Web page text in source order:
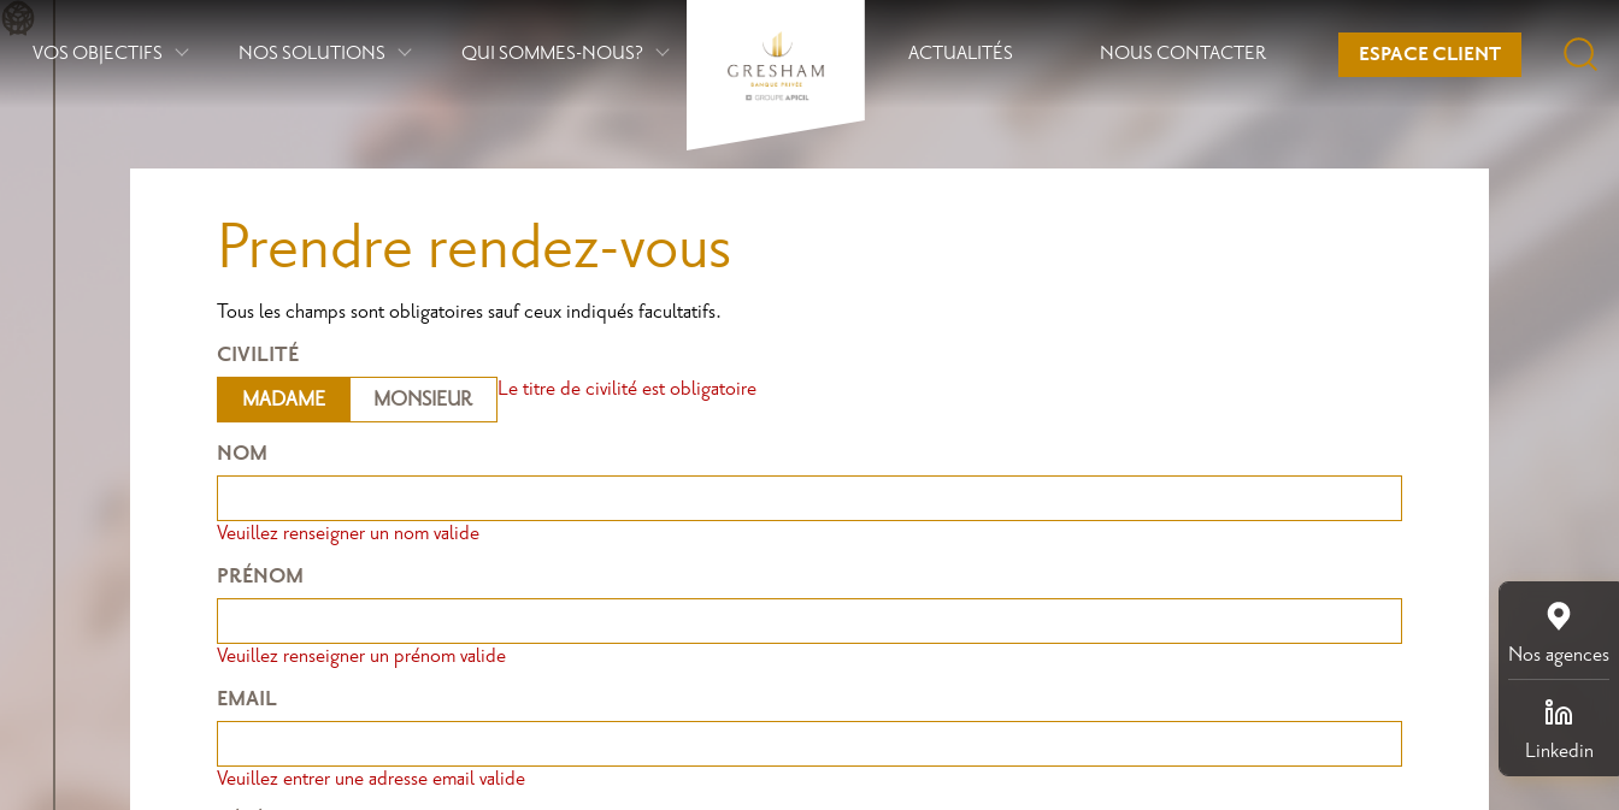
Aller
au
contenuVOS OBJECTIFS NOS SOLUTIONS QUI SOMMES-NOUS? ACTUALITÉS NOUS CONTACTER ESPACE CLIENT
Prendre rendez-vous
Tous les champs sont obligatoires sauf ceux indiqués facultatifs.
CIVILITÉ
MADAME
MONSIEUR Le titre de civilité est obligatoire
NOM
Veuillez renseigner un nom valide
PRÉNOM
Veuillez renseigner un prénom valide
EMAIL
Veuillez entrer une adresse email valide
Nos agences
Linkedin